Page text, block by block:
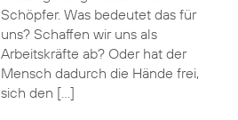
Schöpfer. Was bedeutet das für
uns? Schaffen wir uns als
Arbeitskräfte ab? Oder hat der
Mensch dadurch die Hände frei,
sich den […]